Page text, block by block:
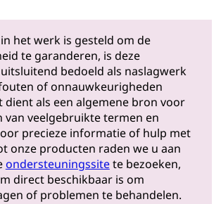
het werk is gesteld om de
te garanderen, is deze
bedoeld als naslagwerk
of onnauwkeurigheden
dient als een algemene bron voor
van veelgebruikte termen en
precieze informatie of hulp met
onze producten raden we u aan
ondersteuningssitete bezoeken,
direct beschikbaar is om
of problemen te behandelen.